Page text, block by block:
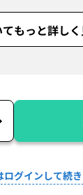
もっと詳しく
グインして続